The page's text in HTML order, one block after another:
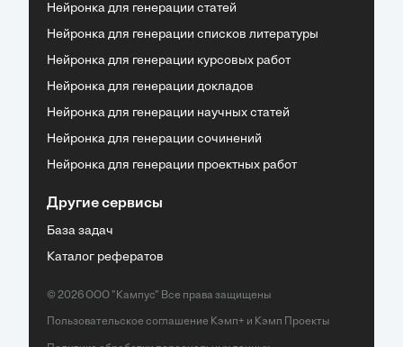
Нейронка для генерации статей
Нейронка для генерации списков литературы
Нейронка для генерации курсовых работ
Нейронка для генерации докладов
Нейронка для генерации научных статей
Нейронка для генерации сочинений
Нейронка для генерации проектных работ
Другие сервисы
База задач
Каталог рефератов
© 2026 ООО "Кампус" Все права защищены
Пользовательское соглашение Кэмп+ и Кэмп Проекты